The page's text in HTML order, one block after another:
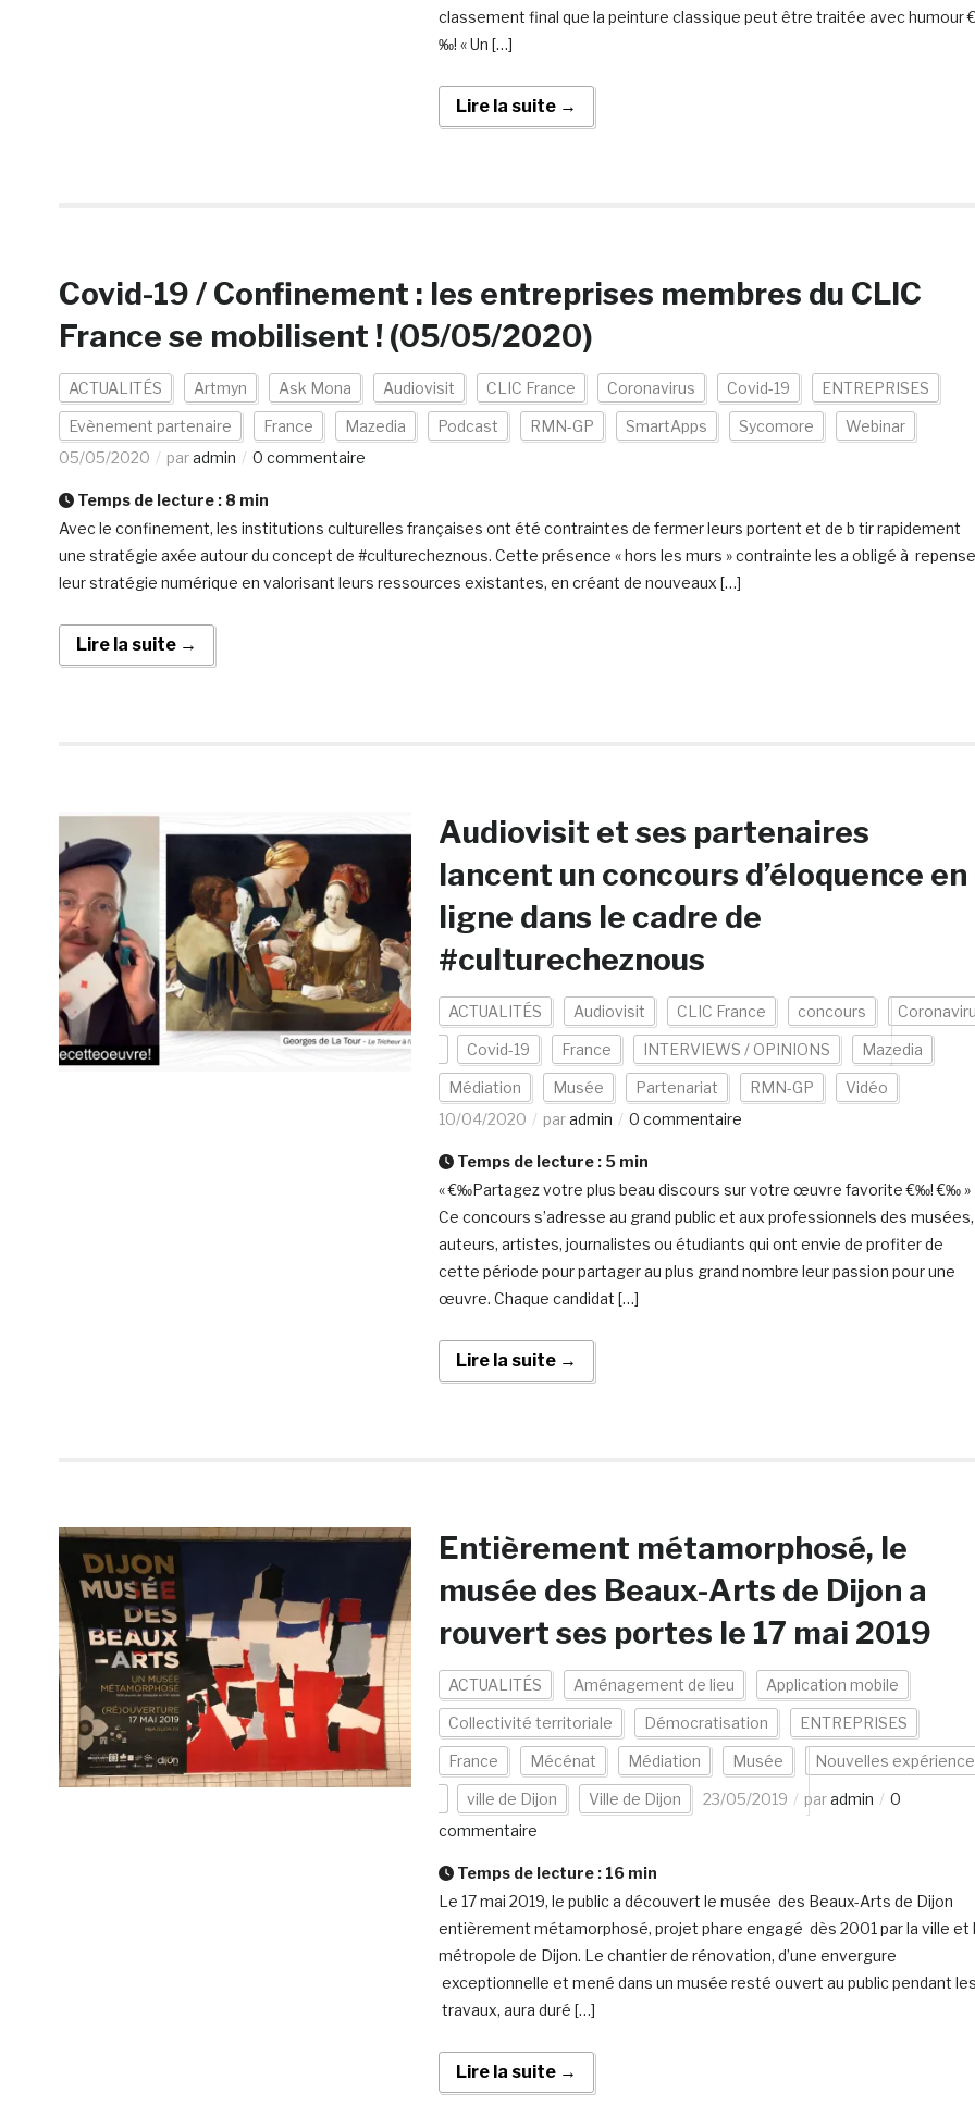
classement final que la peinture classique peut être traitée avec humour €
‰! « Un […]
Lire la suite →
Covid-19 / Confinement : les entreprises membres du CLIC
France se mobilisent ! (05/05/2020)
ACTUALITÉS Artmyn Ask Mona Audiovisit CLIC France Coronavirus Covid-19 ENTREPRISES
Evènement partenaire France Mazedia Podcast RMN-GP SmartApps Sycomore
Webinar
05/05/2020
paradmin 0 commentaire
Temps de lecture : 8 min
Avec le confinement, les institutions culturelles françaises ont été contraintes de fermer leurs portent et de b tir rapidement
une stratégie axée autour du concept de #culturecheznous. Cette présence « hors les murs » contrainte les a obligé à
leur stratégie numérique en valorisant leurs ressources existantes, en créant de nouveaux […]
Lire la suite →
Audiovisit et ses partenaires
lancent un concours d’éloquence en
ligne dans le cadre de
#culturecheznous
ACTUALITÉS Audiovisit CLIC France concours
Covid-19 France INTERVIEWS / OPINIONS Mazedia
Médiation Musée Partenariat RMN-GP
Vidéo
10/04/2020
paradmin 0 commentaire
Temps de lecture : 5 min
« €‰Partagez votre plus beau discours sur votre œuvre favorite €‰! €‰ »
Ce concours s’adresse au grand public et aux professionnels des musées,
auteurs, artistes, journalistes ou étudiants qui ont envie de profiter de
cette période pour partager au plus grand nombre leur passion pour une
œuvre. Chaque candidat […]
Lire la suite →
Entièrement métamorphosé, le
musée des Beaux-Arts de Dijon a
rouvert ses portes le 17 mai 2019
ACTUALITÉS Aménagement de lieu Application mobile
Collectivité territoriale Démocratisation ENTREPRISES
France Mécénat Médiation Musée Nouvelles
ville de Dijon Ville de Dijon 23/05/2019 paradmin
0
commentaire
Temps de lecture : 16 min
Le 17 mai 2019, le public a découvert le musée des Beaux-Arts de Dijon
entièrement métamorphosé, projet phare engagé dès 2001 par la ville et
métropole de Dijon. Le chantier de rénovation, d’une envergure
exceptionnelle et mené dans un musée resté ouvert au public pendant
travaux, aura duré […]
Lire la suite →